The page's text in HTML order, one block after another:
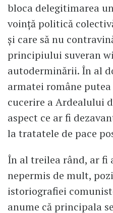
bloca delegitimarea
voință politică
și care să nu
principiului suveran
autoderminării. În al
armatei române
cucerire a Ardealului
aspect ce ar fi
la tratatele de pace
În al treilea rând, ar
nepermis de mult,
istoriografiei
anume că principala